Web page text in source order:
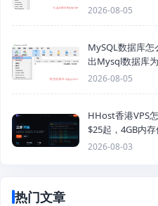
2026-08-05
MySQL数据库
出Mysql数据库
2026-08-05
HHost香港VPS
$25起，4GB内
2026-08-03
热门文章